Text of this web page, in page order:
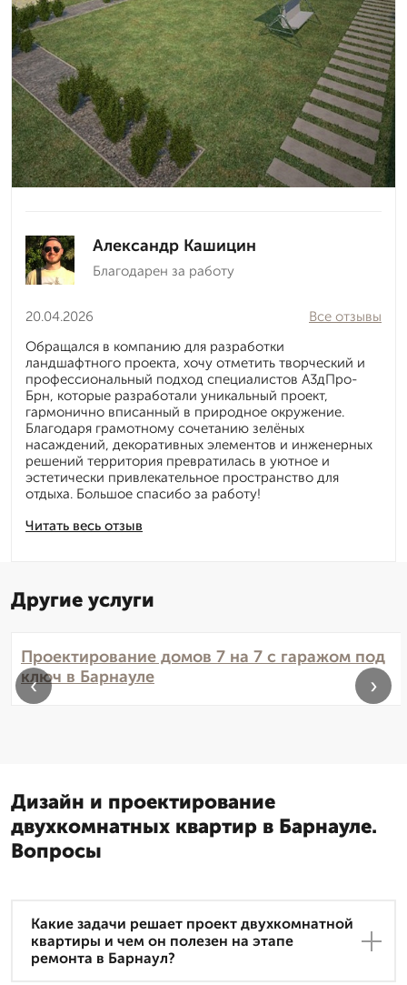
Александр Кашицин
Благодарен за работу
20.04.2026
Читать весь отзыв
Все отзывы
Обращался в компанию для разработки
ландшафтного проекта, хочу отметить творческий и
профессиональный подход специалистов А3дПро-
Брн, которые разработали уникальный проект,
гармонично вписанный в природное окружение.
Благодаря грамотному сочетанию зелёных
насаждений, декоративных элементов и инженерных
решений территория превратилась в уютное и
эстетически привлекательное пространство для
отдыха. Большое спасибо за работу!
Другие услуги
Проектирование домов 7 на 7 с гаражом под
ключ в Барнауле
‹ ›
Дизайн и проектирование
двухкомнатных квартир в Барнауле.
Вопросы
Какие задачи решает проект двухкомнатной
квартиры и чем он полезен на этапе
ремонта в Барнаул?